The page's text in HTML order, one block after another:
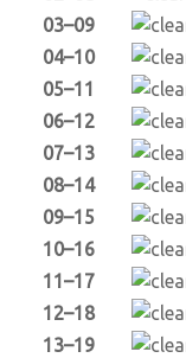
03–09
04–10
05–11
06–12
07–13
08–14
09–15
10–16
11–17
12–18
13–19